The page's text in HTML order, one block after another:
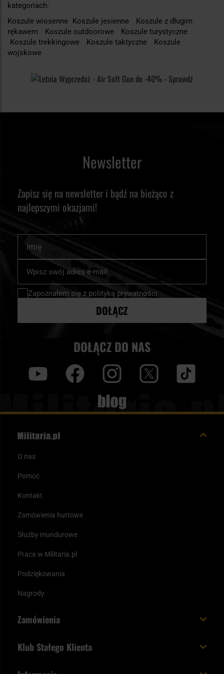
kategoriach:
Koszule wiosenne Koszule jesienne
Koszule z długim
rękawem
Koszule outdoorowe
Koszule turystyczne
Koszule trekkingowe
Koszule taktyczne
Koszule
wojskowe
Newsletter
Zapisz się na newsletter i bądź na bieżąco z
najlepszymi okazjami!
nasz
newsletter:
Zapoznałem się z polityką prywatności
DOŁĄCZ
DOŁĄCZ DO NAS
Blog
O nas
Pomoc
Kontakt
Zamówienia hurtowe
Służby mundurowe
Praca w Militaria.pl
Podziękowania
Nagrody
Zamówienia
Klub Stałego Klienta